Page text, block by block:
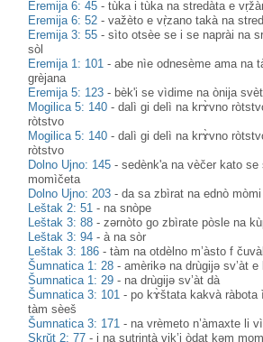
Eremija 6: 45 -tùka i tùka na stredàta e
Eremija 6: 52 -važèto e vṛ̀zano takà na
Eremija 3: 55 -sìto otsèe se i se naprài na
sòl
Eremija 1: 101 -abe nìe odnesème ama na
grèjana
Eremija 5: 123 - bèk'i se vìdime na ònija svèt
Mogilica 5: 140 -dalì gi delì na krɤ̀vno
ròtstvo
Mogilica 5: 140 -dalì gi delì na krɤ̀vno
ròtstvo
Dolno Ujno: 145 -sedènk'a na vèčer kato se
momìčeta
Dolno Ujno: 203 -da sa zbìrat na ednò mòmi
Leštak 2: 51 - na snòpe
Leštak 3: 88 -zərnòto go zbìrate pòsle na
Leštak 3: 94 -à na sòr
Leštak 3: 186 -tàm na otdèlno m’àsto f
Šumnatica 1: 28 -amèrikə na drùgijə sv’àt e
Šumnatica 1: 29 - na drùgijə sv’àt dà
Šumnatica 3: 101 -po kɤ̀štata kakvà ràbota
tàm sèeš
Šumnatica 3: 171 - na vrèmeto n’àmaxte li
Skrŭt 2: 77 - i na sutrintà vik’i òdat kəm